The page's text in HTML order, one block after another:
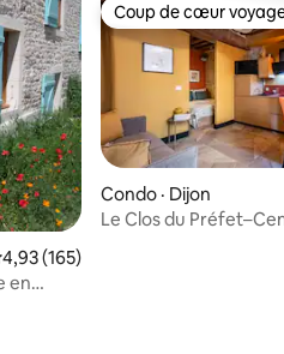
plus aimés
moyenne de 4,93 sur 5, 165
4,93 (165)
en
Coup de cœur
Coup de cœur
Condo · Dijon
Le Clos du